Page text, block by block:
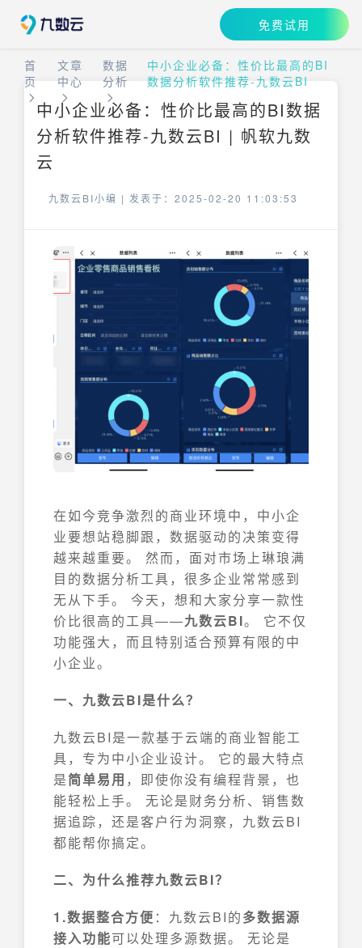
免费试用
首
页
文章
中心
数据
分析
中小企业必备：性价比最高的BI
数据分析软件推荐-九数云BI
中小企业必备：性价比最高的BI数据
分析软件推荐-九数云BI | 帆软九数
云
九数云BI小编 | 发表于：2025-02-20 11:03:53
在如今竞争激烈的商业环境中，中小企
业要想站稳脚跟，数据驱动的决策变得
越来越重要。 然而，面对市场上琳琅满
目的数据分析工具，很多企业常常感到
无从下手。 今天，想和大家分享一款性
价比很高的工具——九数云BI。 它不仅
功能强大，而且特别适合预算有限的中
小企业。
一、九数云BI是什么？
九数云BI是一款基于云端的商业智能工
具，专为中小企业设计。 它的最大特点
是简单易用 ，即使你没有编程背景，也
能轻松上手。 无论是财务分析、销售数
据追踪，还是客户行为洞察，九数云BI
都能帮你搞定。
二、为什么推荐九数云BI？
1.数据整合方便 ：九数云BI的多数据源
接入功能可以处理多源数据。 无论是